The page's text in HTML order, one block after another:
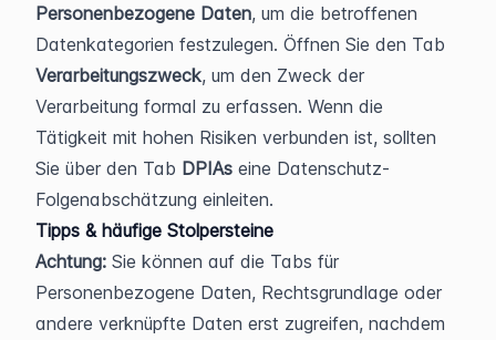
Personenbezogene Daten, um die betroffenen
Verarbeitungszweck, um den Zweck der
Verarbeitung formal zu erfassen. Wenn die
Tätigkeit mit hohen Risiken verbunden ist, sollten
Sie über den Tab DPIAs eine Datenschutz-
Folgenabschätzung einleiten.
Tipps & häufige Stolpersteine
Achtung: Sie können auf die Tabs für
Personenbezogene Daten, Rechtsgrundlage oder
andere verknüpfte Daten erst zugreifen, nachdem